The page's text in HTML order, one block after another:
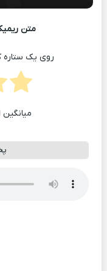
متن
روی یک ستاره
میانگین